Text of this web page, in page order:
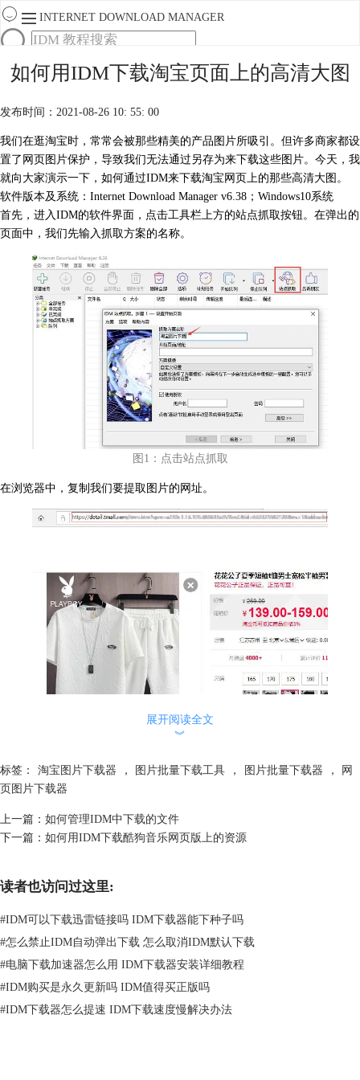
INTERNET DOWNLOAD MANAGER
首页
产品
服务
购买
如何用IDM下载淘宝页面上的高清大图
发布时间：2021-08-26 10: 55: 00
我们在逛淘宝时，常常会被那些精美的产品图片所吸引。但许多商家都设
置了网页图片保护，导致我们无法通过另存为来下载这些图片。今天，我
就向大家演示一下，如何通过IDM来下载淘宝网页上的那些高清大图。
软件版本及系统： Internet Download Manager v6.38；Windows10系统
首先，进入IDM的软件界面，点击工具栏上方的站点抓取按钮。在弹出的
页面中，我们先输入抓取方案的名称。
图1：点击站点抓取
在浏览器中，复制我们要提取图片的网址。
然后返回IDM界面，将网址粘贴到框选的地址栏中。
展开阅读全文
︾
标签： 淘宝图片下载器 ， 图片批量下载工具 ， 图片批量下载器 ，
网
页图片下载器
上一篇： 如何管理IDM中下载的文件
下一篇： 如何用IDM下载酷狗音乐网页版上的资源
读者也访问过这里:
#IDM可以下载迅雷链接吗 IDM下载器能下种子吗
#怎么禁止IDM自动弹出下载 怎么取消IDM默认下载
#电脑下载加速器怎么用 IDM下载器安装详细教程
#IDM购买是永久更新吗 IDM值得买正版吗
#IDM下载器怎么提速 IDM下载速度慢解决办法